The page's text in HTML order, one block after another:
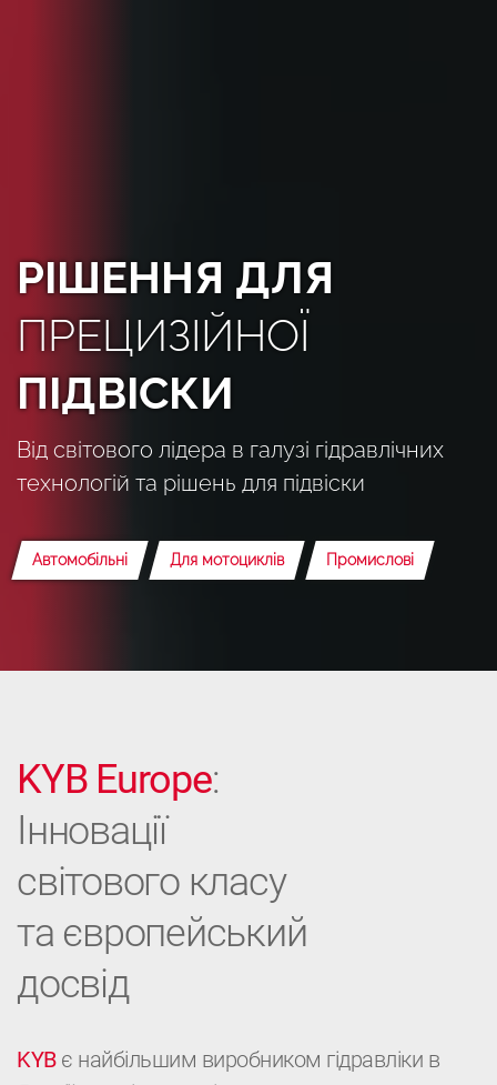
РІШЕННЯ ДЛЯ
ПРЕЦИЗІЙНОЇ
ПІДВІСКИ
Від світового лідера в галузі гідравлічних
технологій та рішень для підвіски
Автомобільні Для мотоциклів Промислові
KYB Europe:
Інновації
світового класу
та європейський
досвід
KYBє найбільшим виробником гідравліки в